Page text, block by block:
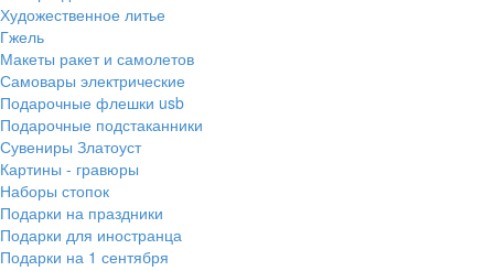
Художественное литье
Гжель
Макеты ракет и самолетов
Самовары электрические
Подарочные флешки usb
Подарочные подстаканники
Сувениры Златоуст
Картины - гравюры
Наборы стопок
Подарки на праздники
Подарки для иностранца
Подарки на 1 сентября